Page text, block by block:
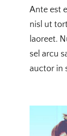
Ante est
nisl ut
laoreet.
sel arcu
auctor in